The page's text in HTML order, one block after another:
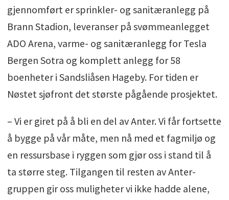
gjennomført er sprinkler- og sanitæranlegg på
Brann Stadion, leveranser på svømmeanlegget
ADO Arena, varme- og sanitæranlegg for Tesla
Bergen Sotra og komplett anlegg for 58
boenheter i Sandsliåsen Hageby. For tiden er
Nøstet sjøfront det største pågående prosjektet.
– Vi er giret på å bli en del av Anter. Vi får fortsette
å bygge på vår måte, men nå med et fagmiljø og
en ressursbase i ryggen som gjør oss i stand til å
ta større steg. Tilgangen til resten av Anter-
gruppen gir oss muligheter vi ikke hadde alene,